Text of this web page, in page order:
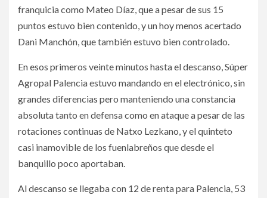
franquicia como Mateo Díaz, que a pesar de sus 15
puntos estuvo bien contenido, y un hoy menos acertado
Dani Manchón, que también estuvo bien controlado.
En esos primeros veinte minutos hasta el descanso, Súper
Agropal Palencia estuvo mandando en el electrónico, sin
grandes diferencias pero manteniendo una constancia
absoluta tanto en defensa como en ataque a pesar de las
rotaciones continuas de Natxo Lezkano, y el quinteto
casi inamovible de los fuenlabreños que desde el
banquillo poco aportaban.
Al descanso se llegaba con 12 de renta para Palencia, 53